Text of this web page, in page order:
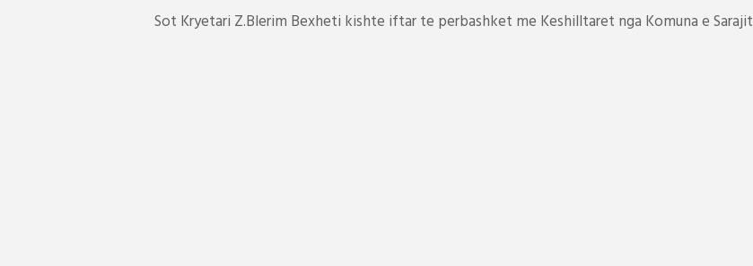
Sot Kryetari Z.Blerim Bexheti kishte iftar te perbashket me Keshilltaret nga Komuna e Sarajit